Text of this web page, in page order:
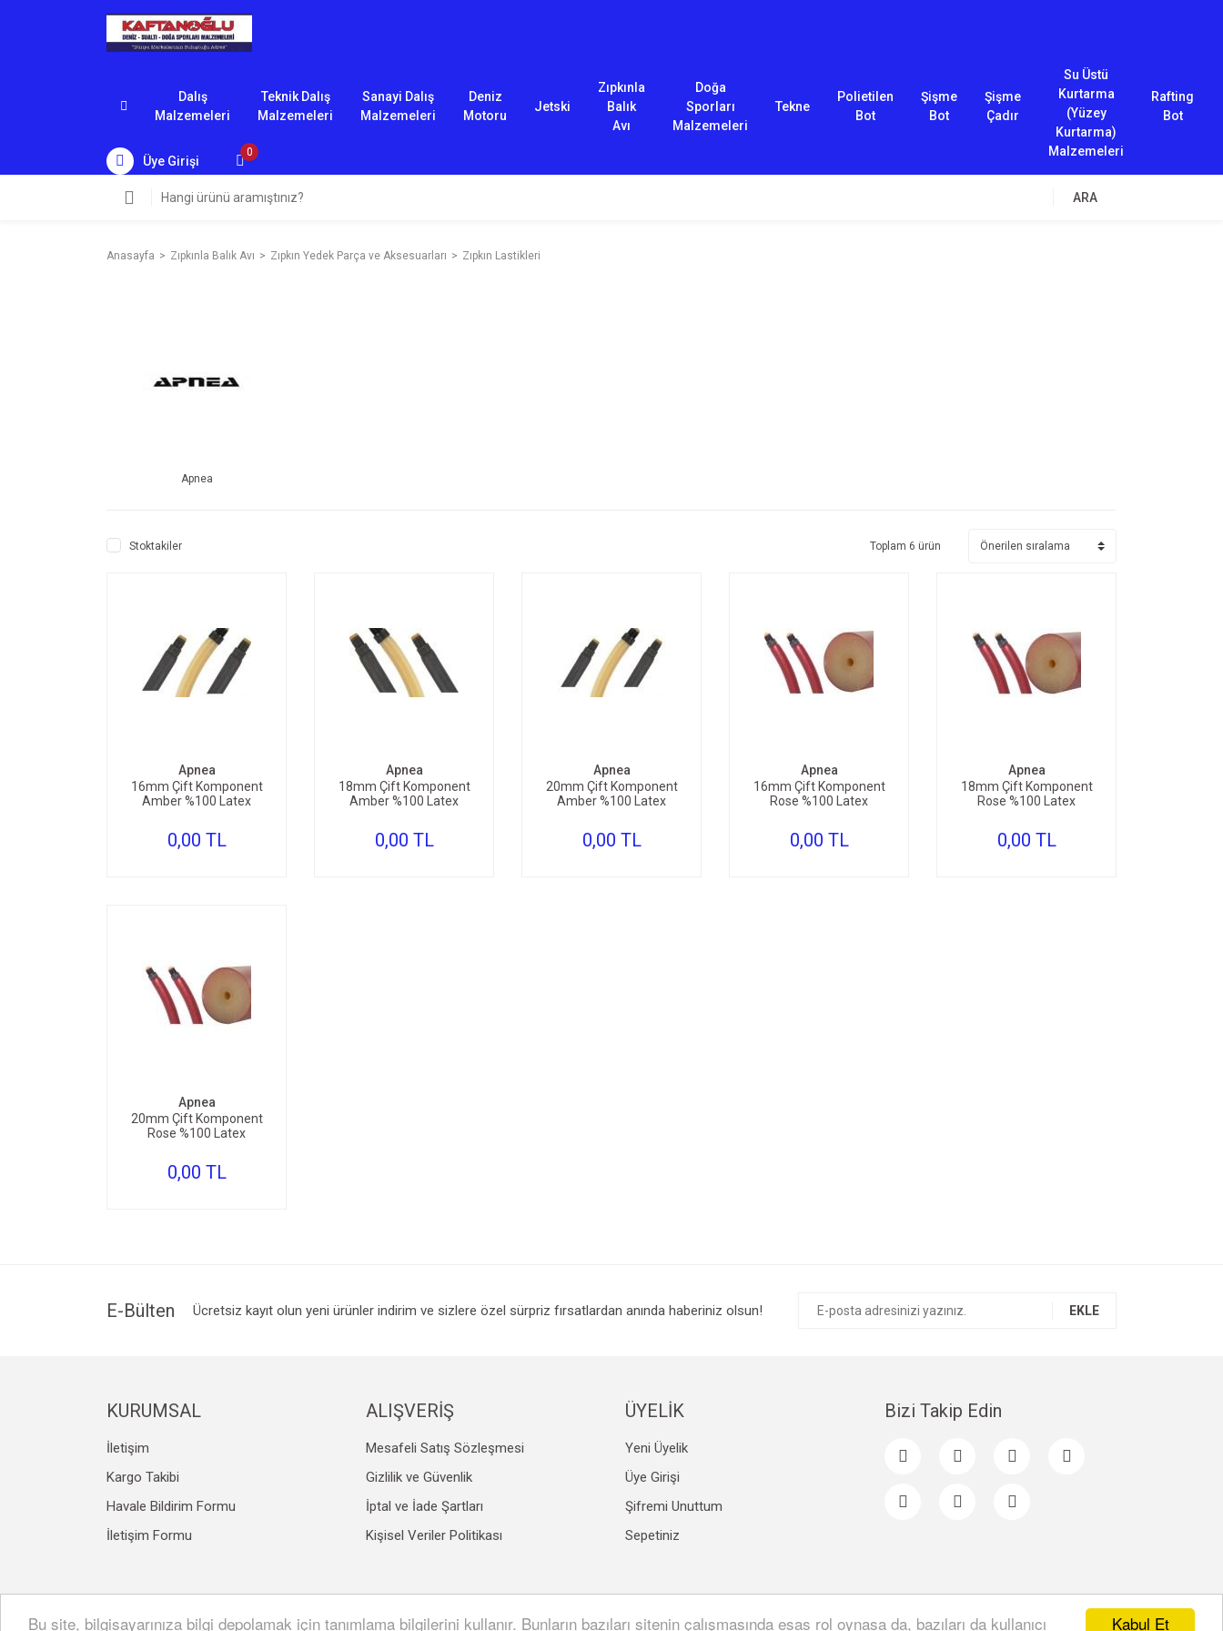
Kabul Et
Bu site, bilgisayarınıza bilgi depolamak için tanımlama bilgilerini kullanır. Bunların bazıları sitenin çalışmasında esas rol oynasa da, bazıları da kullanıcı
Dalış
Malzemeleri
Teknik Dalış
Malzemeleri
Sanayi Dalış
Malzemeleri
Deniz
Motoru
Jetski
Zıpkınla
Balık
Avı
Doğa
Sporları
Malzemeleri
Tekne
Polietilen
Bot
Şişme
Bot
Şişme
Çadır
Su Üstü
Kurtarma
(Yüzey
Kurtarma)
Malzemeleri
Rafting
Bot
Üye Girişi
0
ARA
Anasayfa Zıpkınla Balık Avı Zıpkın Yedek Parça ve Aksesuarları Zıpkın Lastikleri
Apnea
Stoktakiler Toplam 6 ürün
Apnea
16mm Çift Komponent
Amber %100 Latex
0,00 TL
Apnea
18mm Çift Komponent
Amber %100 Latex
0,00 TL
Apnea
20mm Çift Komponent
Amber %100 Latex
0,00 TL
Apnea
16mm Çift Komponent
Rose %100 Latex
0,00 TL
Apnea
18mm Çift Komponent
Rose %100 Latex
0,00 TL
Apnea
20mm Çift Komponent
Rose %100 Latex
0,00 TL
E-Bülten Ücretsiz kayıt olun yeni ürünler indirim ve sizlere özel sürpriz fırsatlardan anında haberiniz olsun! EKLE
KURUMSAL
İletişim
Kargo Takibi
Havale Bildirim Formu
İletişim Formu
ALIŞVERİŞ
Mesafeli Satış Sözleşmesi
Gizlilik ve Güvenlik
İptal ve İade Şartları
Kişisel Veriler Politikası
ÜYELİK
Yeni Üyelik
Üye Girişi
Şifremi Unuttum
Sepetiniz
Bizi Takip Edin
© Tüm hakları saklıdır. Kredi kartı bilgileriniz 256bit SSL sertifikası ile korunmaktadır.